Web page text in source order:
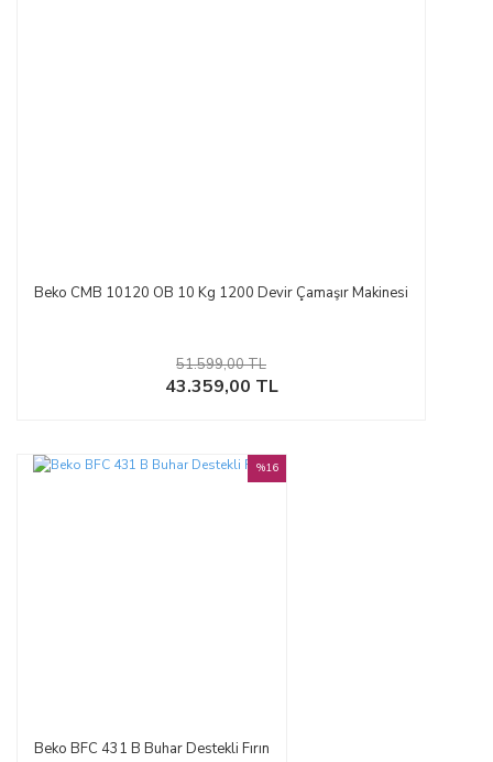
Beko CMB 10120 OB 10 Kg 1200 Devir Çamaşır Makinesi
43.359,00 TL
51.599,00 TL
Beko BFC 431 B Buhar Destekli Fırın
%16